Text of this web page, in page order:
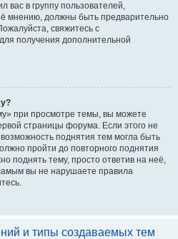
вас в группу пользователей,
мнению, должны быть предварительно
свяжитесь с
получения дополнительной
при просмотре темы, вы можете
страницы форума. Если этого не
поднятия тем могла быть
пройти до повторного поднятия
поднять тему, просто ответив на неё,
вы не нарушаете правила
и типы создаваемых тем